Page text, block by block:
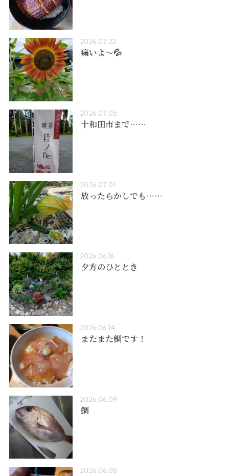
2026.07.22
痛いよ〜💦
2026.07.05
十和田市まで……
2026.07.01
放ったらかしでも……
2026.06.16
夕方のひととき
2026.06.14
またまた鯛です！
2026.06.09
鯛
2026.06.08